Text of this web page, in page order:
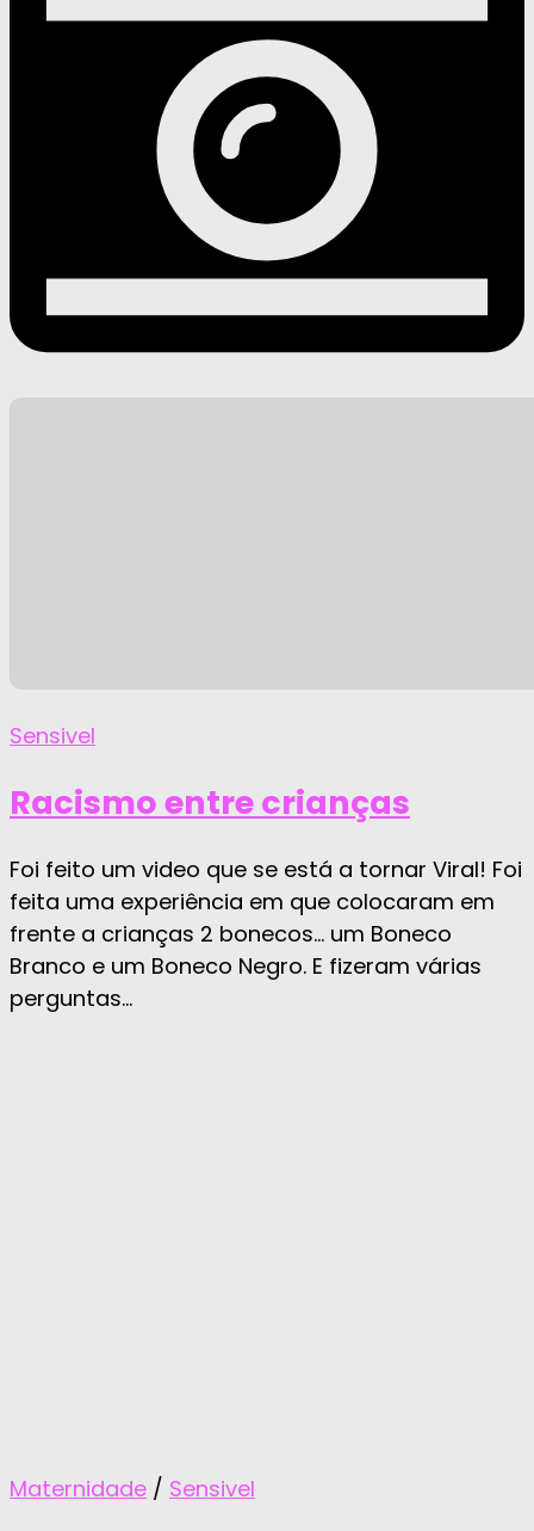
Sensivel
Racismo entre crianças
Foi feito um video que se está a tornar Viral! Foi
feita uma experiência em que colocaram em
frente a crianças 2 bonecos… um Boneco
Branco e um Boneco Negro. E fizeram várias
perguntas...
Maternidade / Sensivel